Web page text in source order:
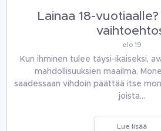
Lainaa 18-
elo 19
Kun ihminen tulee täysi-ikäiseksi,
mahdollisuuksien maailma.
saadessaan vihdoin päättää itse
joista…
Lue lisää